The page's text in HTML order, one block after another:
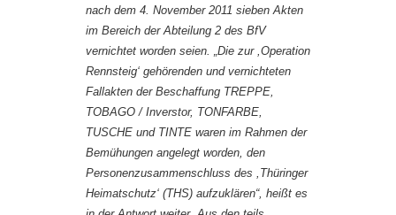
nach dem 4. November 2011 sieben Akten
im Bereich der Abteilung 2 des BfV
vernichtet worden seien. „Die zur ,Operation
Rennsteig‘ gehörenden und vernichteten
Fallakten der Beschaffung TREPPE,
TOBAGO / Inverstor, TONFARBE,
TUSCHE und TINTE waren im Rahmen der
Bemühungen angelegt worden, den
Personenzusammenschluss des ,Thüringer
Heimatschutz‘ (THS) aufzuklären“, heißt es